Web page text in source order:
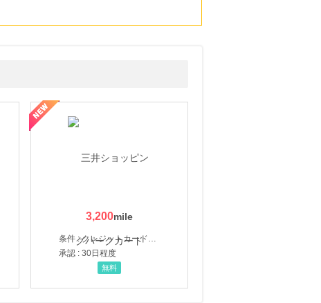
3,200
条件 : クレジットカード申込・発券
承認 : 30日程度
無料